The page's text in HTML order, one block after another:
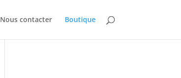
Nous contacter Boutique